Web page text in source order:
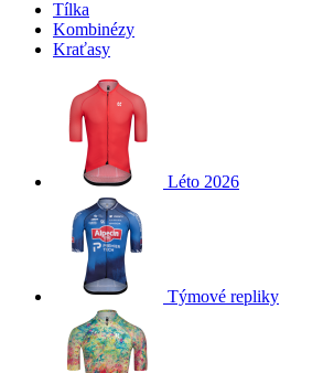
Tílka
Kombinézy
Kraťasy
Léto 2026
Týmové repliky